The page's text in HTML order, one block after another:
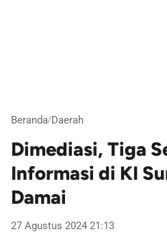
Beranda/Daerah
Dimediasi, Tiga
Informasi di KI
Damai
27 Agustus 2024 21:13